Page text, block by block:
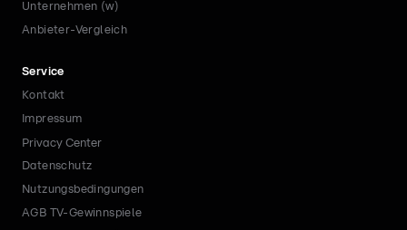
Unternehmen (w)
Anbieter-Vergleich
Service
Kontakt
Impressum
Privacy Center
Datenschutz
Nutzungsbedingungen
AGB TV-Gewinnspiele